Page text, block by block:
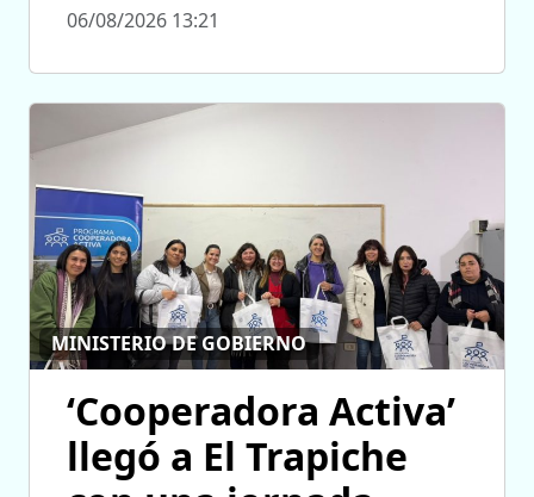
06/08/2026 13:21
MINISTERIO DE GOBIERNO
‘Cooperadora Activa’
llegó a El Trapiche